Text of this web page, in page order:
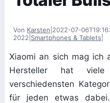
Von Karsten 2022-07-
2022 Smartphones & Tablets
Xiaomi an sich mag ich
Hersteller hat
verschiedensten
für jeden etwas